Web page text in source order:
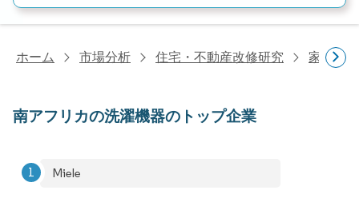
ホーム 市場分析 住宅・不動産改修研究 家電研究
南アフリカの洗濯機器のトップ企業
Miele